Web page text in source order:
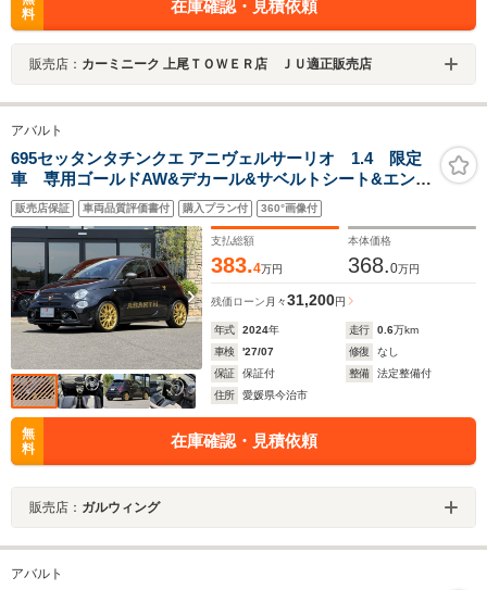
料
在庫確認・見積依頼
販売店： カーミニーク 上尾ＴＯＷＥＲ店 ＪＵ適正販売店
アバルト
695セッタンタチンクエ アニヴェルサーリオ 1.4 限定
車 専用ゴールドAW&デカール&サベルトシート&エンブ
レム LaBuonoシートレール純正有 レコードモンツァ
ドラレコ・リアカメラ兼用デジタルインナーミラー OP
フューエルキャップ AppleCarPlay Beats
販売店保証 車両品質評価書付 購入プラン付 360°画像付
支払総額
383.4万円
本体価格
368.0万円
残価ローン 月々31,200円
年式 2024年 走行 0.6万km
車検
'27/07 修復
なし
保証
保証付 整備
法定整備付
住所
愛媛県今治市
無
料
在庫確認・見積依頼
販売店： ガルウィング
アバルト